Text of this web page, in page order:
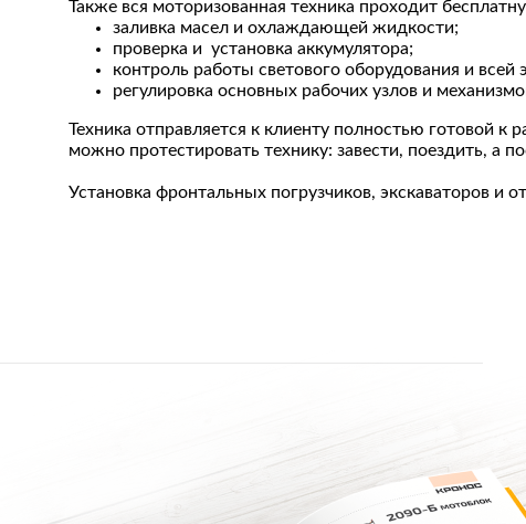
Также вся моторизованная техника проходит
заливка масел и охлаждающей жидкости;
проверка и установка аккумулятора;
контроль работы светового оборудования и всей
регулировка основных рабочих узлов и
Техника отправляется к клиенту полностью готовой
можно протестировать технику: завести, поездить, а
Установка фронтальных погрузчиков, экскаваторов и